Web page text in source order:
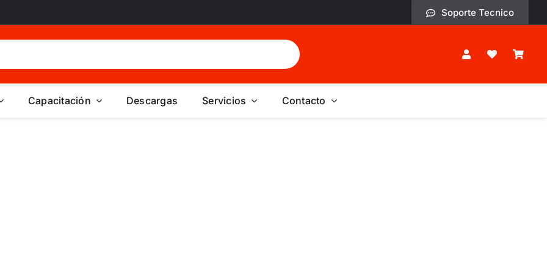
Soporte Tecnico
Capacitación Descargas Servicios Contacto